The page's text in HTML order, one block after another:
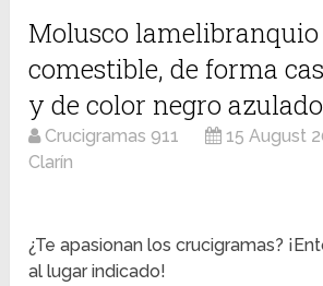
Molusco
comestible, de forma
y de color negro azulado
Crucigramas 911
15 August
Clarín
¿Te apasionan los crucigramas?
al lugar indicado!